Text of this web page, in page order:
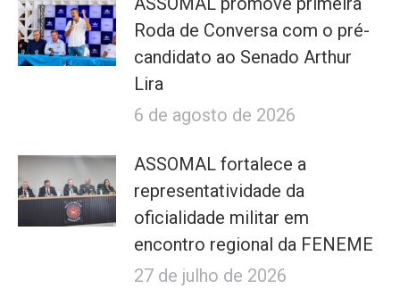
Roda de Conversa com o pré-
candidato ao Senado Arthur
Lira
6 de agosto de 2026
ASSOMAL fortalece a
representatividade da
oficialidade militar em
encontro regional da FENEME
27 de julho de 2026